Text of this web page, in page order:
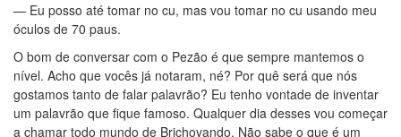
— Eu posso até tomar no cu, mas vou tomar no cu usando meu
óculos de 70 paus.
O bom de conversar com o Pezão é que sempre mantemos o
nível. Acho que vocês já notaram, né? Por quê será que nós
gostamos tanto de falar palavrão? Eu tenho vontade de inventar
um palavrão que fique famoso. Qualquer dia desses vou começar
a chamar todo mundo de Brichovando. Não sabe o que é um